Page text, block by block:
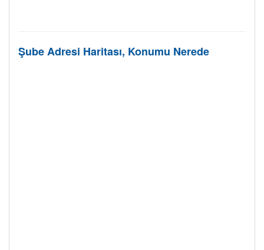
Şube Adresi Haritası, Konumu Nerede